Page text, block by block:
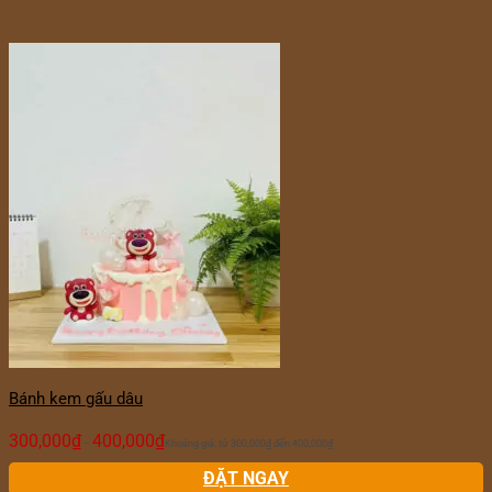
Bánh kem gấu dâu
300,000₫ – 400,000₫ Khoảng giá: từ 300,000₫ đến 400,000₫
ĐẶT NGAY